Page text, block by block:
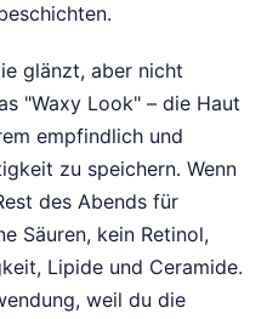
glänzt, aber nicht
"Waxy Look" – die Haut
empfindlich und
zu speichern. Wenn
des Abends für
Säuren, kein Retinol,
Lipide und Ceramide.
weil du die